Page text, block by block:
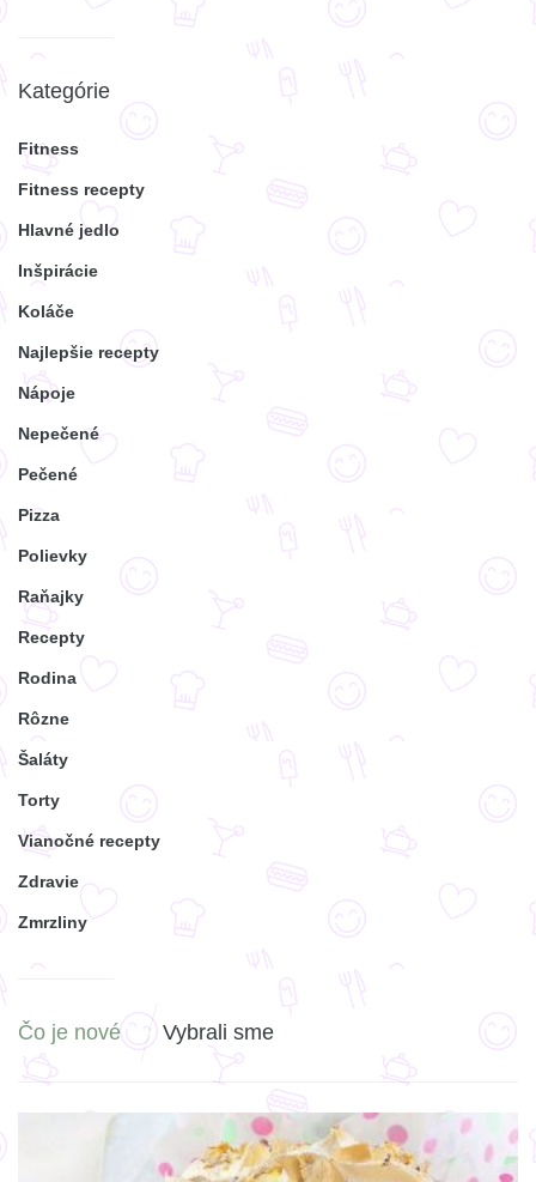
Kategórie
Fitness
Fitness recepty
Hlavné jedlo
Inšpirácie
Koláče
Najlepšie recepty
Nápoje
Nepečené
Pečené
Pizza
Polievky
Raňajky
Recepty
Rodina
Rôzne
Šaláty
Torty
Vianočné recepty
Zdravie
Zmrzliny
Čo je nové Vybrali sme